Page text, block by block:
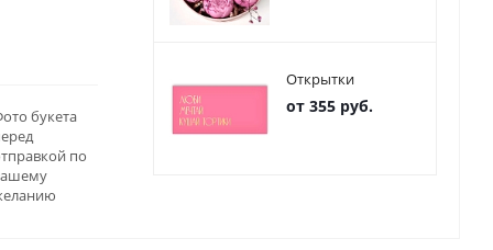
букета
по
Открытки
от 355 руб.